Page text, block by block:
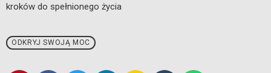
kroków do spełnionego życia
ODKRYJ SWOJĄ MOC